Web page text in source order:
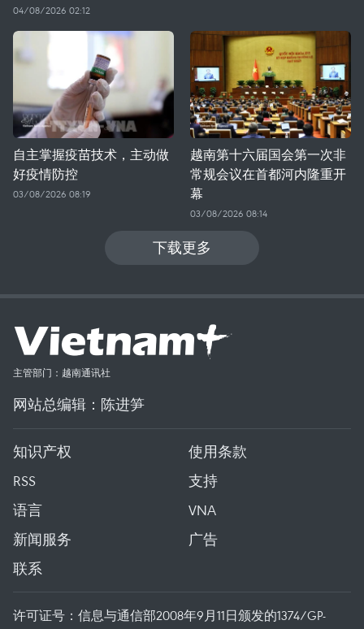
04/08/2026 02:12
自主掌握疫苗技术，主动做
好疫情防控
03/08/2026 08:19
越南第十六届国会第一次非
常规会议在首都河内隆重开
幕
03/08/2026 08:14
下载更多
主管部门：越南通讯社
网站总编辑：陈进笋
知识产权
使用条款
RSS
支持
语言
VNA
新闻服务
广告
联系
许可证号：信息与通信部2008年9月11日颁发的1374/GP-